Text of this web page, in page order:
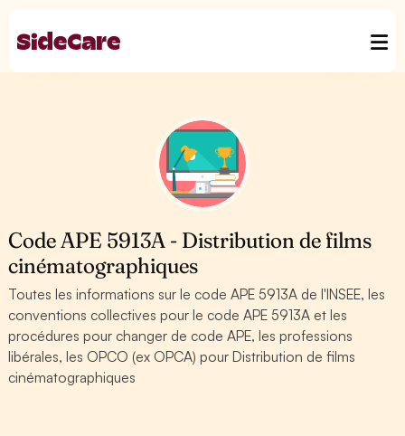
Code APE 5913A - Distribution de films
cinématographiques
Toutes les informations sur le code APE 5913A de l'INSEE, les
conventions collectives pour le code APE 5913A et les
procédures pour changer de code APE, les professions
libérales, les OPCO (ex OPCA) pour Distribution de films
cinématographiques